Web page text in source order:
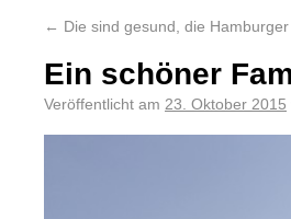
← Die sind gesund, die Hamburger
Ein schöner
Veröffentlicht am 23. Oktober 2015